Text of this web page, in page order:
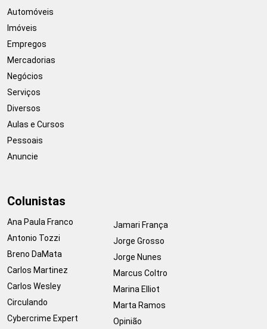
Automóveis
Imóveis
Empregos
Mercadorias
Negócios
Serviços
Diversos
Aulas e Cursos
Pessoais
Anuncie
Colunistas
Ana Paula Franco
Antonio Tozzi
Breno DaMata
Carlos Martinez
Carlos Wesley
Circulando
Cybercrime Expert
Jamari França
Jorge Grosso
Jorge Nunes
Marcus Coltro
Marina Elliot
Marta Ramos
Opinião